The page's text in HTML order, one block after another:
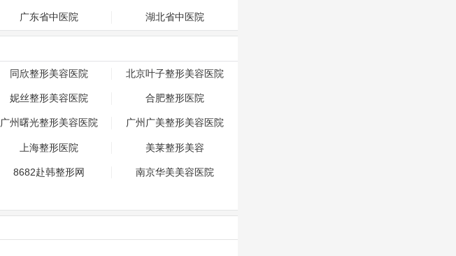
广东省中医院 湖北省中医院
同欣整形美容医院 北京叶子整形美容医院
妮丝整形美容医院 合肥整形医院
广州曙光整形美容医院 广州广美整形美容医院
上海整形医院 美莱整形美容
8682赴韩整形网 南京华美美容医院